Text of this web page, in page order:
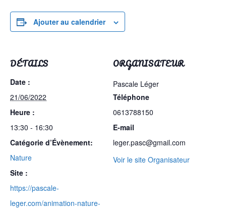
Ajouter au calendrier
DÉTAILS
Date :
21/06/2022
Heure :
13:30 - 16:30
Catégorie d’Évènement:
Nature
Site :
https://pascale-
leger.com/animation-nature-
ORGANISATEUR
Pascale Léger
Téléphone
0613788150
E-mail
leger.pasc@gmail.com
Voir le site Organisateur